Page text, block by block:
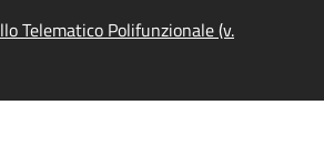
Telematico Polifunzionale (v.